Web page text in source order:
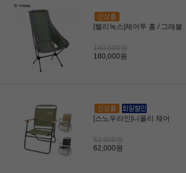
[헬리녹스]체어투 홈 / 그래블
180,000원
180,000원
[스노우라인]나폴리 체어
62,000원
62,000원